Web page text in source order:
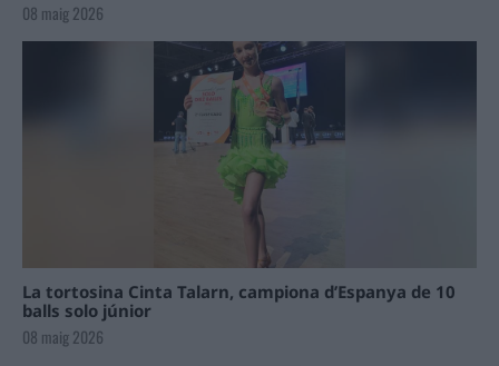
08 maig 2026
La tortosina Cinta Talarn, campiona d’Espanya de 10
balls solo júnior
08 maig 2026